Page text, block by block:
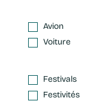
Avion
Voiture
Festivals
Festivités